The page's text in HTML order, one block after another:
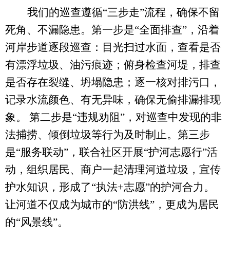
我们的巡查遵循“三步走”流程，确保不留
死角、不漏隐患。第一步是“全面排查”，沿着
河岸步道逐段巡查：目光扫过水面，查看是否
有漂浮垃圾、油污痕迹；俯身检查河堤，排查
是否存在裂缝、坍塌隐患；逐一核对排污口，
记录水流颜色、有无异味，确保无偷排漏排现
象。 第二步是“违规劝阻”，对巡查中发现的非
法捕捞、倾倒垃圾等行为及时制止。第三步
是“服务联动”，联合社区开展“护河志愿行”活
动，组织居民、商户一起清理河道垃圾，宣传
护水知识，形成了“执法+志愿”的护河合力。
让河道不仅成为城市的“防洪线”，更成为居民
的“风景线”。